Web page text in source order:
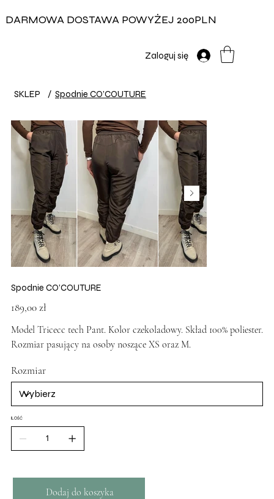
DARMOWA DOSTAWA POWYŻEJ 200PLN
Zaloguj się
SKLEP / Spodnie CO’COUTURE
Spodnie CO’COUTURE
Cena
189,00 zł
Model Tricecc tech Pant. Kolor czekoladowy. Skład 100% poliester.
Rozmiar pasujący na osoby noszące XS oraz M.
Rozmiar
ILOŚĆ
Dodaj do koszyka